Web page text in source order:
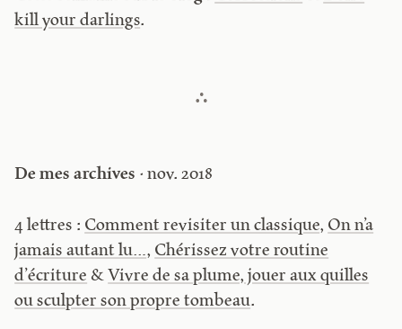
kill your darlings.
De mes archives · nov. 2018
4 lettres : Comment revisiter un classique, On n’a
jamais autant lu…, Chérissez votre routine
d’écriture &Vivre de sa plume, jouer aux quilles
ou sculpter son propre tombeau.